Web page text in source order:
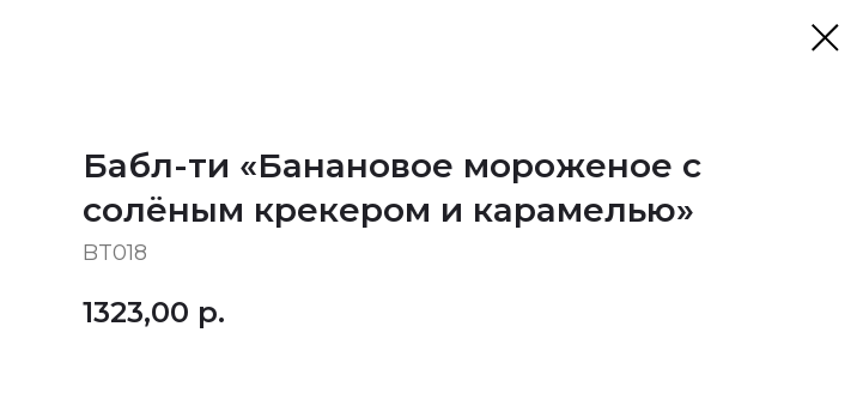
Бабл-ти «Банановое мороженое с
солёным крекером и карамелью»
BT018
1323,00 р.